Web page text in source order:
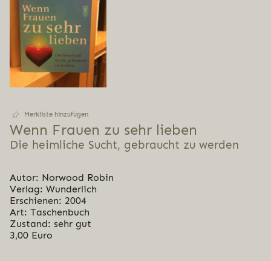
Merkliste hinzufügen
Wenn Frauen zu sehr lieben
Die heimliche Sucht, gebraucht zu werden
Autor: Norwood Robin
Verlag: Wunderlich
Erschienen: 2004
Art: Taschenbuch
Zustand: sehr gut
3,00 Euro